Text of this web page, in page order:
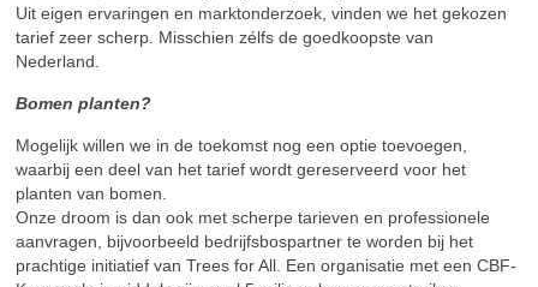
Uit eigen ervaringen en marktonderzoek, vinden we het gekozen
tarief zeer scherp. Misschien zélfs de goedkoopste van
Nederland.
Bomen planten?
Mogelijk willen we in de toekomst nog een optie toevoegen,
waarbij een deel van het tarief wordt gereserveerd voor het
planten van bomen.
Onze droom is dan ook met scherpe tarieven en professionele
aanvragen, bijvoorbeeld bedrijfsbospartner te worden bij het
prachtige initiatief van Trees for All. Een organisatie met een CBF-